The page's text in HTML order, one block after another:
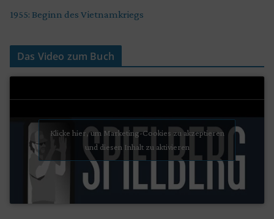
1955: Beginn des Vietnamkriegs
Das Video zum Buch
Klicke hier, um Marketing-Cookies zu akzeptieren
und diesen Inhalt zu aktivieren